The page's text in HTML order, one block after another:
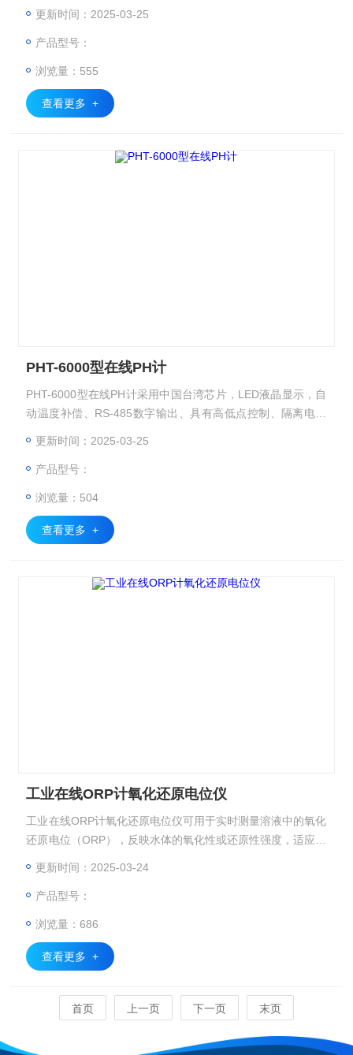
更新时间：2025-03-25
产品型号：
浏览量：555
查看更多 +
PHT-6000型在线PH计
PHT-6000型在线PH计采用中国台湾芯片，LED液晶显示，自
动温度补偿、RS-485数字输出、具有高低点控制、隔离电流
更新时间：2025-03-25
产品型号：
浏览量：504
查看更多 +
工业在线ORP计氧化还原电位仪
工业在线ORP计氧化还原电位仪可用于实时测量溶液中的氧化
还原电位（ORP），反映水体的氧化性或还原性强度，适应工
制药行业中控制反应条件，确保合成效率与产物稳定性。
更新时间：2025-03-24
产品型号：
浏览量：686
查看更多 +
首页 上一页 下一页 末页